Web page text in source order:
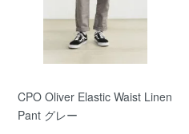
CPO Oliver Elastic Waist Linen
Pant グレー